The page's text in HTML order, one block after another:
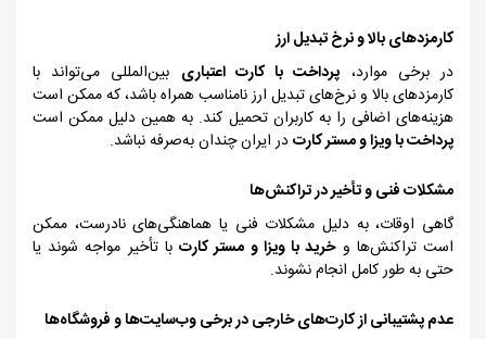
کارمزدهای بالا و نرخ تبدیل ارز
در برخی موارد، پرداخت با کارت‌ اعتباری بین‌المللی می‌تواند با
کارمزدهای بالا و نرخ‌های تبدیل ارز نامناسب همراه باشد، که ممکن است
هزینه‌های اضافی را به کاربران تحمیل کند. به همین دلیل ممکن است
پرداخت با ویزا و مستر کارتدر ایران چندان به‌صرفه نباشد.
مشکلات فنی و تأخیر در تراکنش‌ها
گاهی اوقات، به دلیل مشکلات فنی یا هماهنگی‌های نادرست، ممکن
است تراکنش‌ها وخرید با ویزا و مستر کارتبا تأخیر مواجه شوند یا
حتی به طور کامل انجام نشوند.
عدم پشتیبانی از کارت‌های خارجی در برخی وب‌سایت‌ها و فروشگاه‌ها